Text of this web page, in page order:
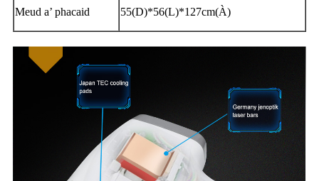
Meud a’ phacaid 55(D)*56(L)*127cm(À)